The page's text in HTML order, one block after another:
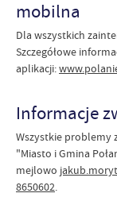
mobilna
Dla wszystkich
Szczegółowe
aplikacji:
Informacje
Wszystkie problemy
"Miasto i Gmina
mejlowo
8650602.